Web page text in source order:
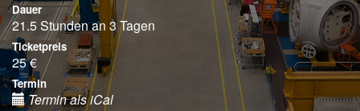
Dauer
21.5 Stunden an 3 Tagen
Ticketpreis
25 €
Termin
Termin als iCal